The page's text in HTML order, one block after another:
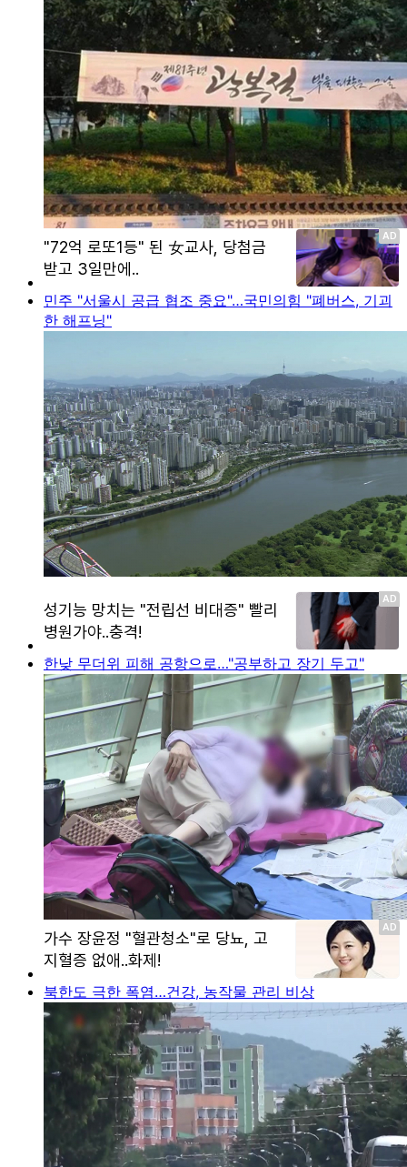
민주 "서울시 공급 협조 중요"…국민의힘 "폐버스, 기괴
한 해프닝"
한낮 무더위 피해 공항으로…"공부하고 장기 두고"
북한도 극한 폭염…건강, 농작물 관리 비상